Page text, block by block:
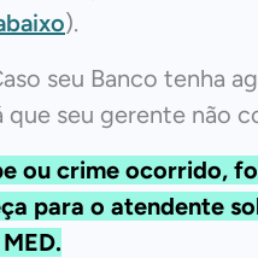
).
seu Banco tenha
que seu gerente não
ou crime ocorrido,
para o atendente